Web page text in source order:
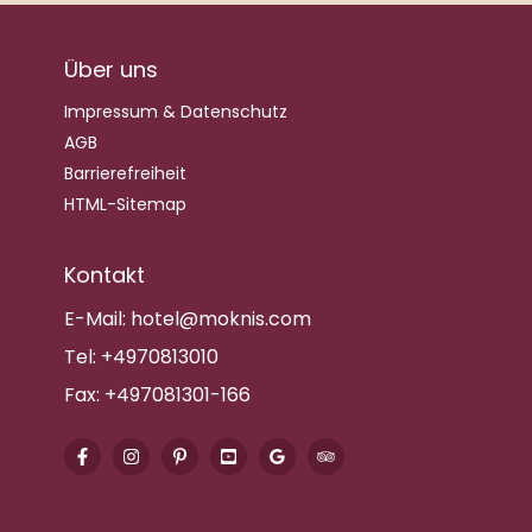
Über uns
Impressum & Datenschutz
AGB
Barrierefreiheit
HTML-Sitemap
Kontakt
E-Mail: hotel@moknis.com
Tel: +4970813010
Fax: +497081301-166